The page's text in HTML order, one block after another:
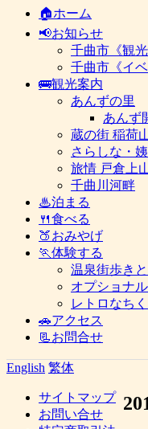
🏠ホーム
📢お知らせ
千曲市《観光
千曲市《イベ
🚌観光案内
あんずの里
あんず
蔵の街 稲荷
さらしな・
旅情 戸倉上
千曲川河畔
♨泊まる
🍴食べる
🍑おみやげ
🏃体験する
温泉街歩き
オプショナ
レトロなち
🚗アクセス
📃お問合せ
English 繁体
サイトマップ
お問い合せ